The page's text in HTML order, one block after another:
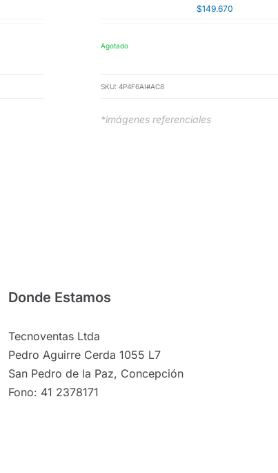
$149.670
Agotado
SKU:4P4F6AI#AC8
*imágenes referenciales
Donde Estamos
Tecnoventas Ltda
Pedro Aguirre Cerda 1055 L7
San Pedro de la Paz, Concepción
Fono: 41 2378171